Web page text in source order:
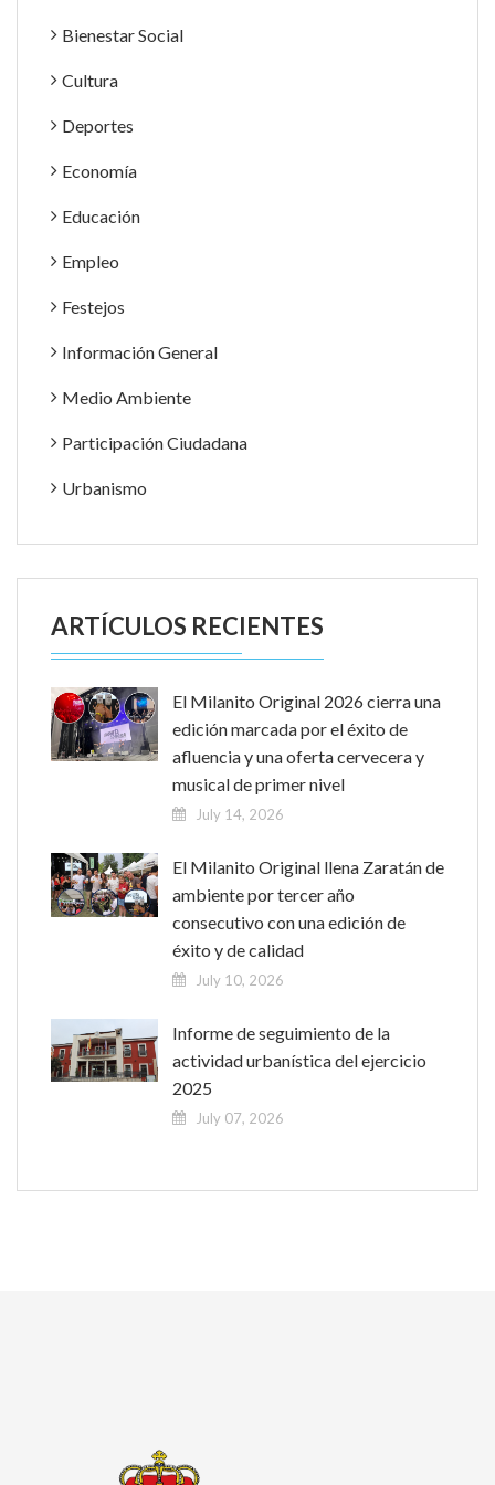
Bienestar Social
Cultura
Deportes
Economía
Educación
Empleo
Festejos
Información General
Medio Ambiente
Participación Ciudadana
Urbanismo
ARTÍCULOS RECIENTES
El Milanito Original 2026 cierra una
edición marcada por el éxito de
afluencia y una oferta cervecera y
musical de primer nivel
July 14, 2026
El Milanito Original llena Zaratán de
ambiente por tercer año
consecutivo con una edición de
éxito y de calidad
July 10, 2026
Informe de seguimiento de la
actividad urbanística del ejercicio
2025
July 07, 2026